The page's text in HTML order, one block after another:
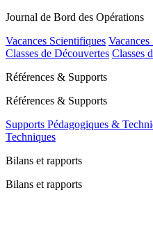
Journal de Bord des Opérations
Vacances Scientifiques
Classes de Découvertes Classes
Références & Supports
Références & Supports
Supports Pédagogiques &
Techniques
Bilans et rapports
Bilans et rapports